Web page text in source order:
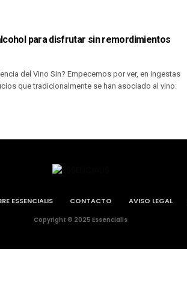
para disfrutar sin remordimientos
del Vino Sin? Empecemos por ver, en ingestas
que tradicionalmente se han asociado al vino:
ESSENCIALIS CONTACTO AVISO LEGAL
Copyright © 2025 Essencialis